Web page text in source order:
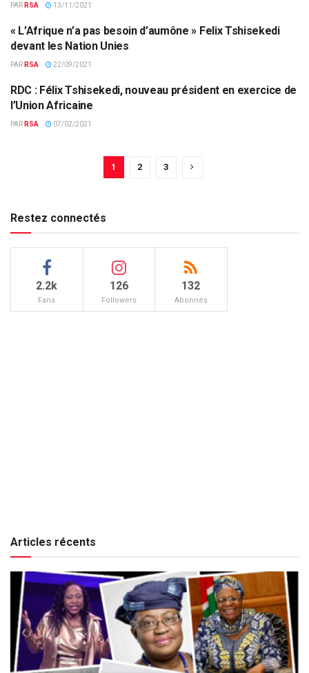
PAR RSA 13/11/2021
AFRIQUE
« L’Afrique n’a pas besoin d’aumône » Felix Tshisekedi
devant les Nation Unies
PAR RSA 22/09/2021
UNION AFRICAINE
RDC : Félix Tshisekedi, nouveau président en exercice de
l’Union Africaine
PAR RSA 07/02/2021
1 2 3
Restez connectés
2.2k
Fans
126
Followers
132
Abonnés
Articles récents